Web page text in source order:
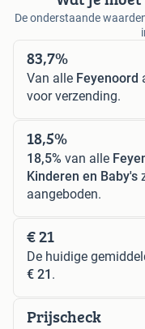
De onderstaande
83,7%
Van alle Feyenoord
voor verzending.
18,5%
18,5% van alle
Kinderen en Baby's
aangeboden.
€ 21
De huidige
€ 21 .
Prijscheck